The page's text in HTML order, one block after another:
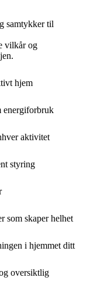
samtykker til
vilkår og
hjem
energiforbruk
aktivitet
styring
som skaper helhet
i hjemmet ditt
oversiktlig